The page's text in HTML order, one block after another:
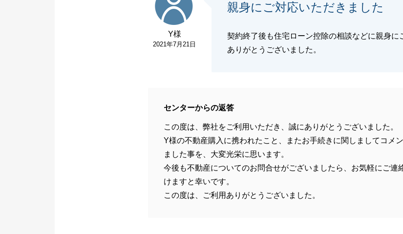
Y様
2021年7月21日
親身にご対応いただきました
契約終了後も住宅ローン控除の相談などに親身に
ありがとうございました。
センターからの返答
この度は、弊社をご利用いただき、誠にありがとうございました。
Y様の不動産購入に携われたこと、またお手続きに関しましてコメ
ました事を、大変光栄に思います。
今後も不動産についてのお問合せがございましたら、お気軽にご連
けますと幸いです。
この度は、ご利用ありがとうございました。